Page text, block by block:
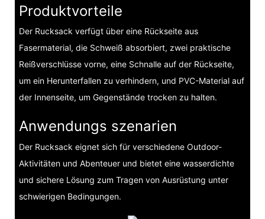
Produktvorteile
Der Rucksack verfügt über eine Rückseite aus
Fasermaterial, die Schweiß absorbiert, zwei praktische
Reißverschlüsse vorne, eine Schnalle auf der Rückseite,
um ein Herunterfallen zu verhindern, und PVC-Material auf
der Innenseite, um Gegenstände trocken zu halten.
Anwendungs szenarien
Der Rucksack eignet sich für verschiedene Outdoor-
Aktivitäten und Abenteuer und bietet eine wasserdichte
und sichere Lösung zum Tragen von Ausrüstung unter
schwierigen Bedingungen.